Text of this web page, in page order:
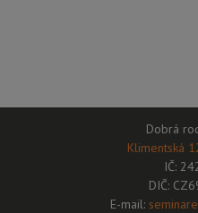
Dobrá
Klimentská
IČ:
DIČ:
E-mail: